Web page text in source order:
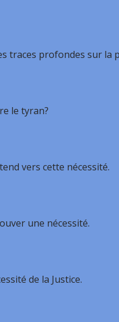
traces profondes sur la
le tyran?
vers cette nécessité.
une nécessité.
de la Justice.